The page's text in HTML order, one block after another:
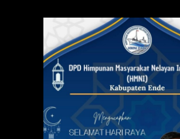
Baca Juga : Karolus Karni